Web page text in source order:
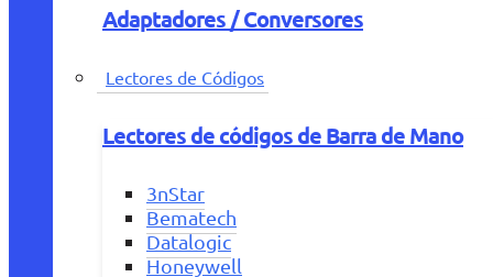
Adaptadores / Conversores
Lectores de Códigos
Lectores de códigos de Barra de Mano
3nStar
Bematech
Datalogic
Honeywell